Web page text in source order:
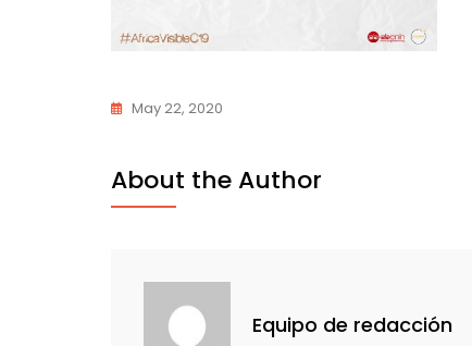
May 22, 2020
About the Author
Equipo de redacción